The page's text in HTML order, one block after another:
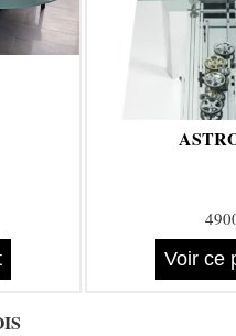
Voir ce